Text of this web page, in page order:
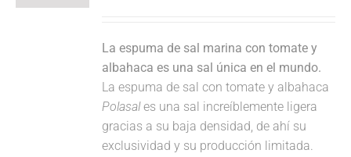
La espuma de sal marina con tomate y
albahaca es una sal única en el mundo.
La espuma de sal con tomate y albahaca
Polasales una sal increíblemente ligera
gracias a su baja densidad, de ahí su
exclusividad y su producción limitada.